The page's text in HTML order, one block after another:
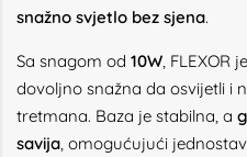
snažno svjetlo bez sjena.
Sa snagom od 10W, FLEXOR
dovoljno snažna da osvijetli i
tretmana. Baza je stabilna, a
savija, omogućujući